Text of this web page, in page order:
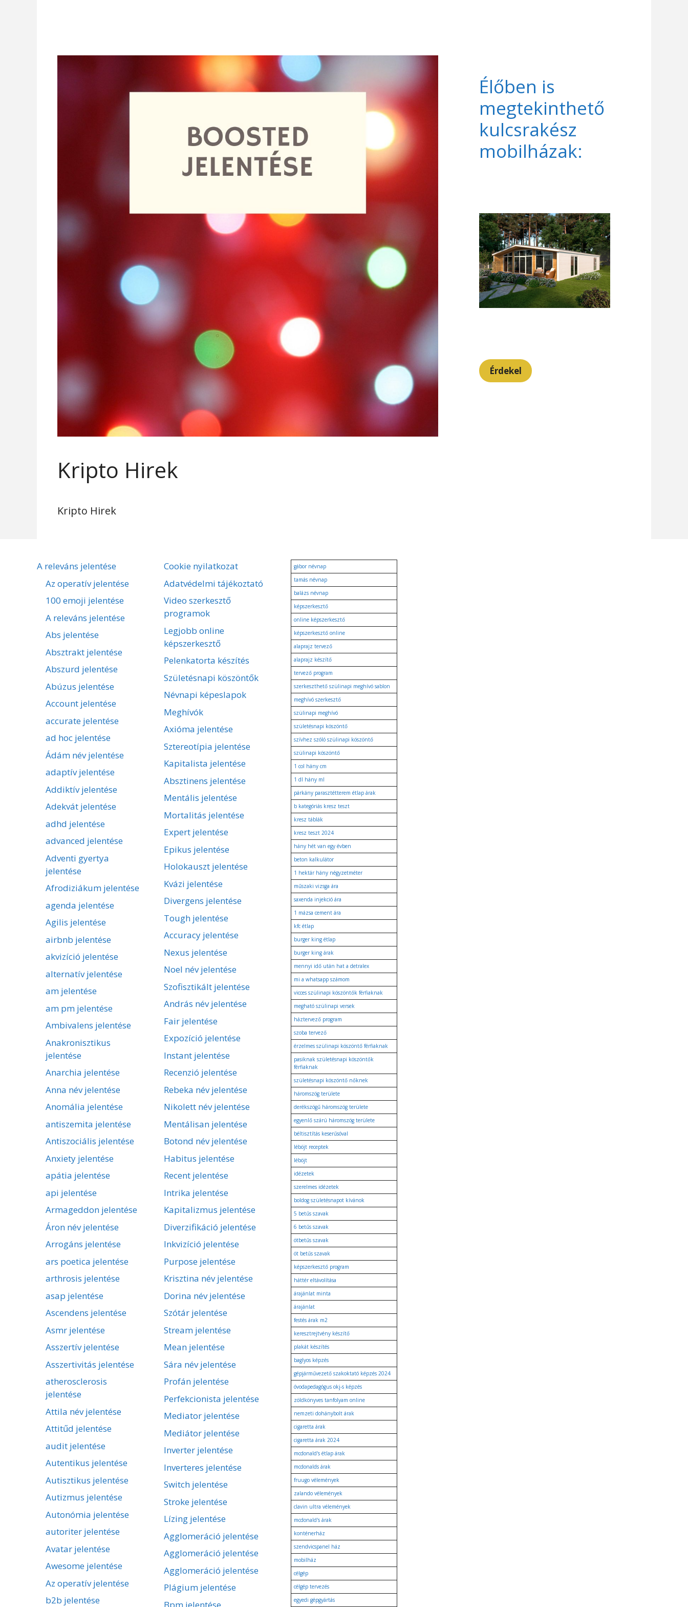
Kripto Hirek
Kripto Hirek
Élőben is
megtekinthető
kulcsrakész
mobilházak:
Érdekel
A releváns jelentése
Az operatív jelentése
100 emoji jelentése
A releváns jelentése
Abs jelentése
Absztrakt jelentése
Abszurd jelentése
Abúzus jelentése
Account jelentése
accurate jelentése
ad hoc jelentése
Ádám név jelentése
adaptív jelentése
Addiktív jelentése
Adekvát jelentése
adhd jelentése
advanced jelentése
Adventi gyertya
jelentése
Afrodiziákum jelentése
agenda jelentése
Agilis jelentése
airbnb jelentése
akvizíció jelentése
alternatív jelentése
am jelentése
am pm jelentése
Ambivalens jelentése
Anakronisztikus
jelentése
Anarchia jelentése
Anna név jelentése
Anomália jelentése
antiszemita jelentése
Antiszociális jelentése
Anxiety jelentése
apátia jelentése
api jelentése
Armageddon jelentése
Áron név jelentése
Arrogáns jelentése
ars poetica jelentése
arthrosis jelentése
asap jelentése
Ascendens jelentése
Asmr jelentése
Asszertív jelentése
Asszertivitás jelentése
atherosclerosis
jelentése
Attila név jelentése
Attitűd jelentése
audit jelentése
Autentikus jelentése
Autisztikus jelentése
Autizmus jelentése
Autonómia jelentése
autoriter jelentése
Avatar jelentése
Awesome jelentése
Az operatív jelentése
b2b jelentése
Cookie nyilatkozat
Adatvédelmi tájékoztató
Video szerkesztő
programok
Legjobb online
képszerkesztő
Pelenkatorta készítés
Születésnapi köszöntők
Névnapi képeslapok
Meghívók
Axióma jelentése
Sztereotípia jelentése
Kapitalista jelentése
Absztinens jelentése
Mentális jelentése
Mortalitás jelentése
Expert jelentése
Epikus jelentése
Holokauszt jelentése
Kvázi jelentése
Divergens jelentése
Tough jelentése
Accuracy jelentése
Nexus jelentése
Noel név jelentése
Szofisztikált jelentése
András név jelentése
Fair jelentése
Expozíció jelentése
Instant jelentése
Recenzió jelentése
Rebeka név jelentése
Nikolett név jelentése
Mentálisan jelentése
Botond név jelentése
Habitus jelentése
Recent jelentése
Intrika jelentése
Kapitalizmus jelentése
Diverzifikáció jelentése
Inkvizíció jelentése
Purpose jelentése
Krisztina név jelentése
Dorina név jelentése
Szótár jelentése
Stream jelentése
Mean jelentése
Sára név jelentése
Profán jelentése
Perfekcionista jelentése
Mediator jelentése
Mediátor jelentése
Inverter jelentése
Inverteres jelentése
Switch jelentése
Stroke jelentése
Lízing jelentése
Agglomeráció jelentése
Agglomeráció jelentése
Agglomeráció jelentése
Plágium jelentése
Bpm jelentése
gábor névnap
tamás névnap
balázs névnap
képszerkesztő
online képszerkesztő
képszerkesztő online
alaprajz tervező
alaprajz készítő
tervező program
szerkeszthető szülinapi meghívó sablon
meghívó szerkesztő
szülinapi meghívó
születésnapi köszöntő
szívhez szóló szülinapi köszöntő
szülinapi köszöntő
1 col hány cm
1 dl hány ml
párkány parasztétterem étlap árak
b kategóriás kresz teszt
kresz táblák
kresz teszt 2024
hány hét van egy évben
beton kalkulátor
1 hektár hány négyzetméter
műszaki vizsga ára
saxenda injekció ára
1 mázsa cement ára
kfc étlap
burger king étlap
burger king árak
mennyi idő után hat a detralex
mi a whatsapp számom
vicces szülinapi köszöntők férfiaknak
megható szülinapi versek
háztervező program
szoba tervező
érzelmes szülinapi köszöntő férfiaknak
pasiknak születésnapi köszöntők
férfiaknak
születésnapi köszöntő nőknek
háromszög területe
derékszögű háromszög területe
egyenlő szárú háromszög területe
béltisztítás keserűsóval
léböjt receptek
léböjt
idézetek
szerelmes idézetek
boldog születésnapot kívánok
5 betűs szavak
6 betűs szavak
ötbetűs szavak
öt betűs szavak
képszerkesztő program
háttér eltávolítása
árajánlat minta
árajánlat
festés árak m2
keresztrejtvény készítő
plakát készítés
baglyos képzés
gépjárművezető szakoktató képzés 2024
óvodapedagógus okj-s képzés
zöldkönyves tanfolyam online
nemzeti dohánybolt árak
cigaretta árak
cigaretta árak 2024
mcdonald's étlap árak
mcdonalds árak
fruugo vélemények
zalando vélemények
clavin ultra vélemények
mcdonald's árak
konténerház
szendvicspanel ház
mobilház
célgép
célgép tervezés
egyedi gépgyártás